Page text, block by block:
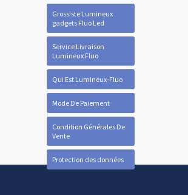
Grossiste Lumineux
gadgets Fluo Led
Service Livraison
Lumineux Fluo
Qui Est Lumineux-Fluo
Mode De Paiement
Condition Générales De
Vente
Protection des données